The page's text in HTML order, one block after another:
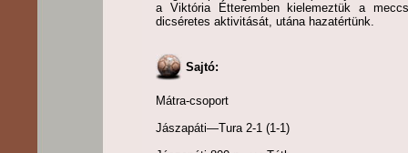
a Viktória Étteremben kielemeztük a
dicséretes aktivitását, utána hazatértünk.
Sajtó:
Mátra-csoport
Jászapáti—Tura 2-1 (1-1)